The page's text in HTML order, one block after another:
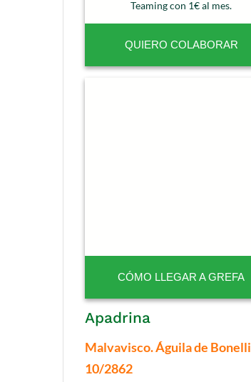
Teaming con 1€ al mes.
QUIERO COLABORAR
CÓMO LLEGAR A GREFA
Apadrina
Malvavisco. Águila de Bonelli
10/2862